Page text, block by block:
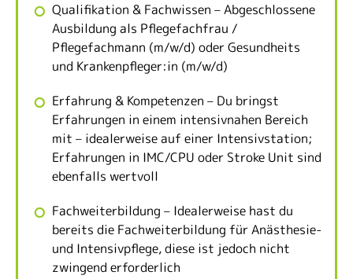
Qualifikation & Fachwissen – Abgeschlossene
Ausbildung als Pflegefachfrau /
Pflegefachmann (m/w/d) oder Gesundheits
und Krankenpfleger:in (m/w/d)
Erfahrung & Kompetenzen – Du bringst
Erfahrungen in einem intensivnahen Bereich
mit – idealerweise auf einer Intensivstation;
Erfahrungen in IMC/CPU oder Stroke Unit sind
ebenfalls wertvoll
Fachweiterbildung – Idealerweise hast du
bereits die Fachweiterbildung für Anästhesie-
und Intensivpflege, diese ist jedoch nicht
zwingend erforderlich